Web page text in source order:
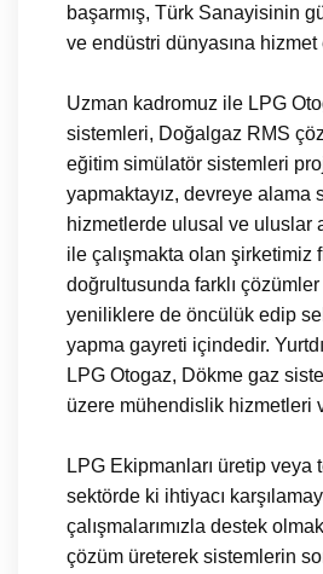
başarmış, Türk Sanayisinin
ve endüstri dünyasına hizmet
Uzman kadromuz ile LPG
sistemleri, Doğalgaz RMS
eğitim simülatör sistemleri
yapmaktayız, devreye alama
hizmetlerde ulusal ve uluslar
ile çalışmakta olan şirketimiz
doğrultusunda farklı
yeniliklere de öncülük edip
yapma gayreti içindedir.
LPG Otogaz, Dökme gaz
üzere mühendislik hizmetleri
LPG Ekipmanları üretip veya
sektörde ki ihtiyacı
çalışmalarımızla destek
çözüm üreterek sistemlerin